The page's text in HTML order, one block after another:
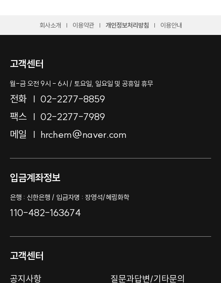
회사소개 이용약관 개인정보처리방침 이용안내
고객센터
월-금 오전 9시 - 6시 / 토요일, 일요일 및 공휴일 휴무
전화
02-2277-8859
팩스
02-2277-7989
메일
hrchem@naver.com
입금계좌정보
은행 : 신한은행 / 입금자명 : 장영석/혜림화학
110-482-163674
고객센터
공지사항 질문과답변/기타문의